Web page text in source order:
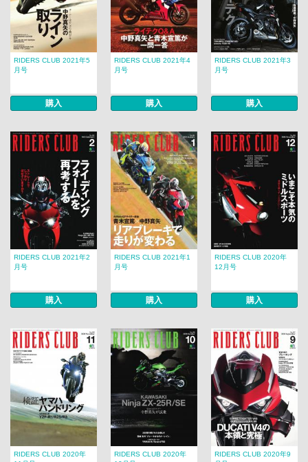
RIDERS CLUB 2021年5
月号
購入
RIDERS CLUB 2021年4
月号
購入
RIDERS CLUB 2021年3
月号
購入
RIDERS CLUB 2021年2
月号
購入
RIDERS CLUB 2021年1
月号
購入
RIDERS CLUB 2020年
12月号
購入
RIDERS CLUB 2020年
RIDERS CLUB 2020年
RIDERS CLUB 2020年9